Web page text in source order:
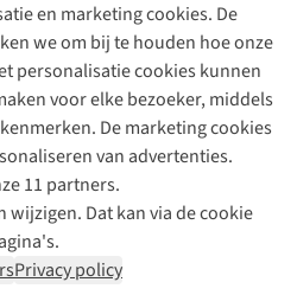
en marketing cookies. De
we om bij te houden hoe onze
personalisatie cookies kunnen
voor elke bezoeker, middels
De marketing cookies
van advertenties.
11 partners.
Dat kan via de cookie
Privacy policy